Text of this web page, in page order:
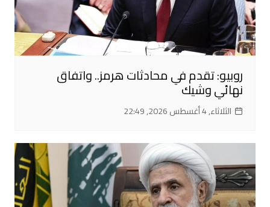
روبيو: تقدم في محادثات هرمز.. واتفاق
نهائي وشيك
الثلاثاء, 4 أغسطس 2026, 22:49